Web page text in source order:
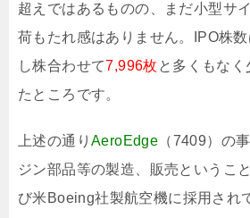
超えではあるものの、まだ小型サ
荷もたれ感はありません。IPO株
し株合わせて7,996枚 と多くもな
たところです。
上述の通り AeroEdge （7409）の
ジン部品等の製造、販売というこ
び米Boeing社製航空機に採用され